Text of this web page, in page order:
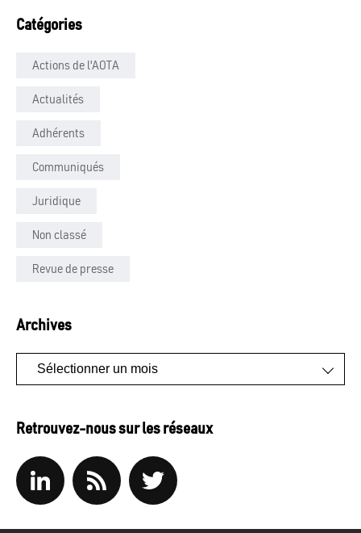
Catégories
Actions de l'AOTA
Actualités
Adhérents
Communiqués
Juridique
Non classé
Revue de presse
Archives
Retrouvez-nous sur les réseaux